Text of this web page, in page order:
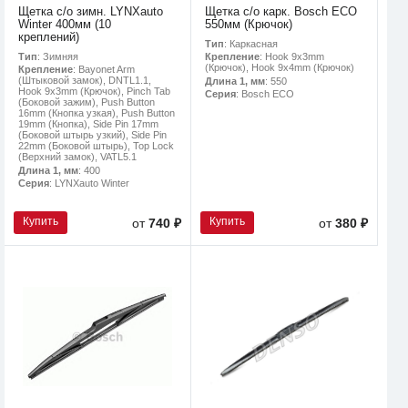
Щетка с/о зимн. LYNXauto
Winter 400мм (10
креплений)
Тип: Зимняя
Крепление: Bayonet Arm
(Штыковой замок), DNTL1.1,
Hook 9x3mm (Крючок), Pinch Tab
(Боковой зажим), Push Button
16mm (Кнопка узкая), Push Button
19mm (Кнопка), Side Pin 17mm
(Боковой штырь узкий), Side Pin
22mm (Боковой штырь), Top Lock
(Верхний замок), VATL5.1
Длина 1, мм: 400
Серия: LYNXauto Winter
Купить от740 ₽
Щетка с/о карк. Bosch ECO
550мм (Крючок)
Тип: Каркасная
Крепление: Hook 9x3mm
(Крючок), Hook 9x4mm (Крючок)
Длина 1, мм: 550
Серия: Bosch ECO
Купить от380 ₽